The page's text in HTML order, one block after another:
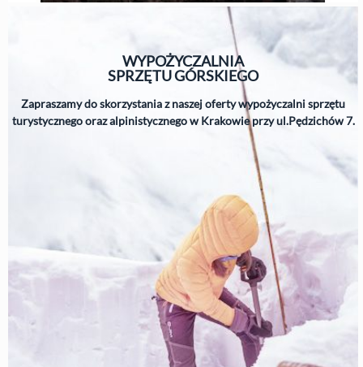
WYPOŻYCZALNIA
SPRZĘTUGÓRSKIEGO
Zapraszamy do skorzystania z naszej oferty wypożyczalni sprzętu
turystycznego oraz alpinistycznego w Krakowie przy ul.Pędzichów 7.